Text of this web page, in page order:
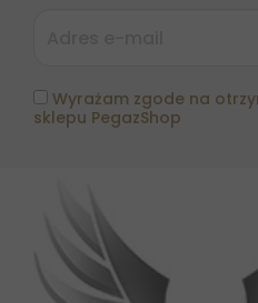
Wyrażam zgode na
sklepu PegazShop